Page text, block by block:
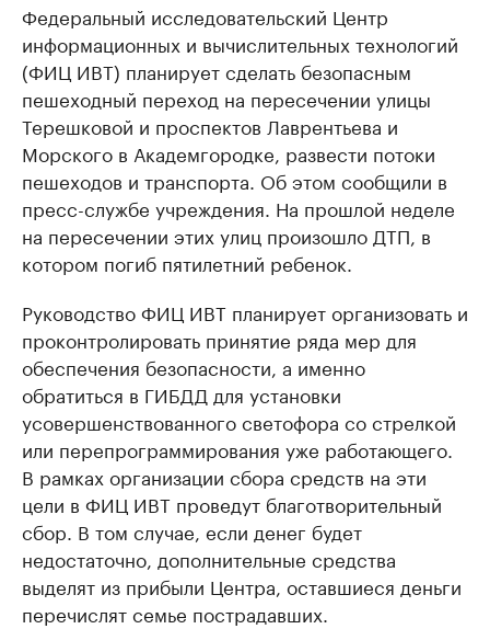
Федеральный исследовательский Центр
информационных и вычислительных технологий
(ФИЦ ИВТ) планирует сделать безопасным
пешеходный переход на пересечении улицы
Терешковой и проспектов Лаврентьева и
Морского в Академгородке, развести потоки
пешеходов и транспорта. Об этом сообщили в
пресс-службе учреждения. На прошлой неделе
на пересечении этих улиц произошло ДТП, в
котором погиб пятилетний ребенок.
Руководство ФИЦ ИВТ планирует организовать и
проконтролировать принятие ряда мер для
обеспечения безопасности, а именно
обратиться в ГИБДД для установки
усовершенствованного светофора со стрелкой
или перепрограммирования уже работающего.
В рамках организации сбора средств на эти
цели в ФИЦ ИВТ проведут благотворительный
сбор. В том случае, если денег будет
недостаточно, дополнительные средства
выделят из прибыли Центра, оставшиеся деньги
перечислят семье пострадавших.